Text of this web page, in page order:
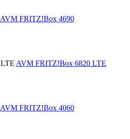
AVM FRITZ!Box 4690
AVM FRITZ!Box 6820 LTE
AVM FRITZ!Box 4060